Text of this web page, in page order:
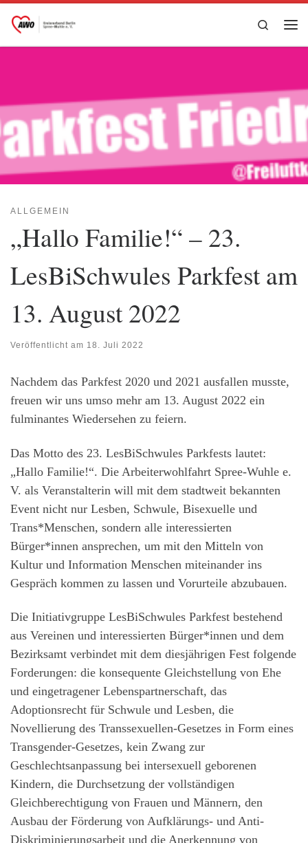
Zum Inhalt springen
Search
ALLGEMEIN
„Hallo Familie!“ – 23.
LesBiSchwules Parkfest am
13. August 2022
Veröffentlicht am 18. Juli 2022
Nachdem das Parkfest 2020 und 2021 ausfallen musste,
freuen wir uns umso mehr am 13. August 2022 ein
fulminantes Wiedersehen zu feiern.
Das Motto des 23. LesBiSchwules Parkfests lautet:
„Hallo Familie!“. Die Arbeiterwohlfahrt Spree-Wuhle e.
V. als Veranstalterin will mit dem stadtweit bekannten
Event nicht nur Lesben, Schwule, Bisexuelle und
Trans*Menschen, sondern alle interessierten
Bürger*innen ansprechen, um mit den Mitteln von
Kultur und Information Menschen miteinander ins
Gespräch kommen zu lassen und Vorurteile abzubauen.
Die Initiativgruppe LesBiSchwules Parkfest bestehend
aus Vereinen und interessierten Bürger*innen und dem
Bezirksamt verbindet mit dem diesjährigen Fest folgende
Forderungen: die konsequente Gleichstellung von Ehe
und eingetragener Lebenspartnerschaft, das
Adoptionsrecht für Schwule und Lesben, die
Novellierung des Transsexuellen-Gesetzes in Form eines
Transgender-Gesetzes, kein Zwang zur
Geschlechtsanpassung bei intersexuell geborenen
Kindern, die Durchsetzung der vollständigen
Gleichberechtigung von Frauen und Männern, den
Ausbau der Förderung von Aufklärungs- und Anti-
Diskriminierungsarbeit und die Anerkennung von